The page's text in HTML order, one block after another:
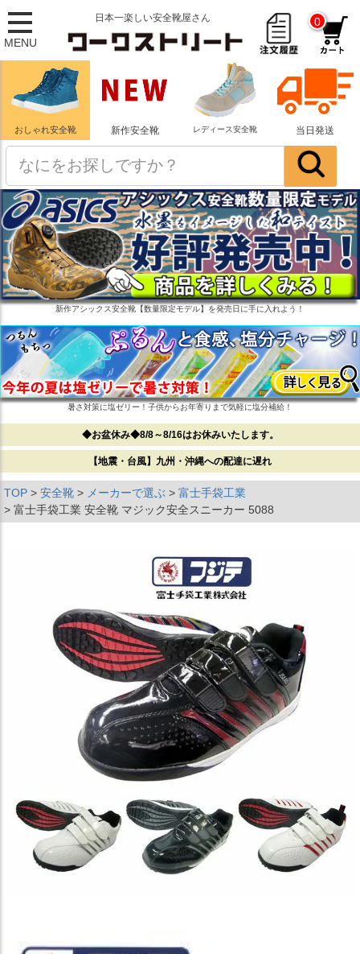
MENU
日本一楽しい安全靴屋さん 0
おしゃれ安全靴 新作安全靴 レディース安全靴 当日発送
新作アシックス安全靴【数量限定モデル】を発売日に手に入れよう！
暑さ対策に塩ゼリー！子供からお年寄りまで気軽に塩分補給！
◆お盆休み◆8/8～8/16はお休みいたします。
【地震・台風】九州・沖縄への配達に遅れ
TOP 安全靴 メーカーで選ぶ
富士手袋工業
富士手袋工業 安全靴 マジック安全スニーカー 5088